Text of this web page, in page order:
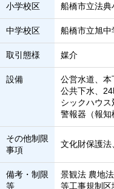
小学校区 船橋市立法典
中学校区 船橋市立旭中
取引態様 媒介
設備
公営水道、本
公共下水、24
シックハウ
警報器（報知
その他制限
事項
文化財保護法
備考・制限
等
景観法 農地
等工事規制区